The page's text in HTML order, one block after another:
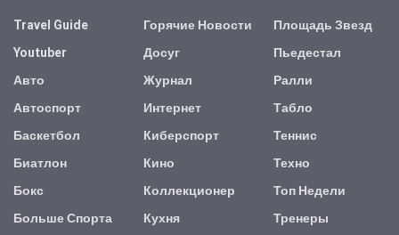
Travel Guide
Youtuber
Авто
Автоспорт
Баскетбол
Биатлон
Бокс
Больше Спорта
Горячие Новости
Досуг
Журнал
Интернет
Киберспорт
Кино
Коллекционер
Кухня
Площадь Звезд
Пьедестал
Ралли
Табло
Теннис
Техно
Топ Недели
Тренеры